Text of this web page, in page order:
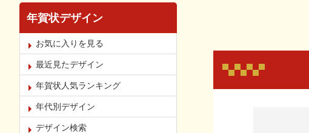
年賀状デザイン
お気に入りを見る
最近見たデザイン
年賀状人気ランキング
年代別デザイン
デザイン検索